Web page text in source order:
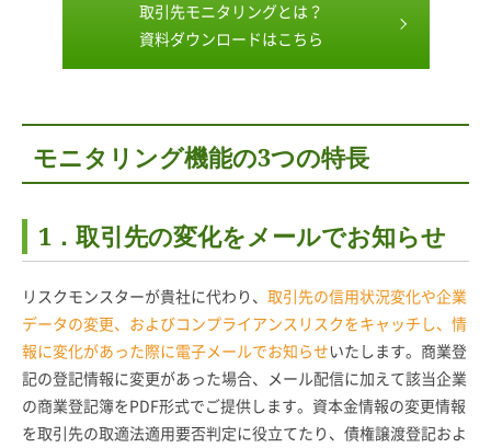
取引先モニタリングとは？
資料ダウンロードはこちら
モニタリング機能の3つの特長
1．取引先の変化をメールでお知らせ
リスクモンスターが貴社に代わり、 取引先の信用状況変化や企業
データの変更、およびコンプライアンスリスクをキャッチし、情
報に変化があった際に電子メールでお知らせいたします。商業登
記の登記情報に変更があった場合、メール配信に加えて該当企業
の商業登記簿をPDF形式でご提供します。資本金情報の変更情報
を取引先の取適法適用要否判定に役立てたり、債権譲渡登記およ